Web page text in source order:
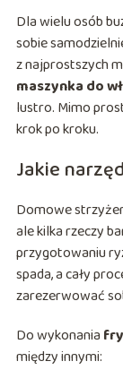
Dla wielu osób
sobie
z najprostszych
maszynka do
lustro. Mimo
krok po kroku.
Jakie
Domowe
ale kilka rzeczy
przygotowaniu
spada, a cały
zarezerwować
Do wykonania
między innymi: